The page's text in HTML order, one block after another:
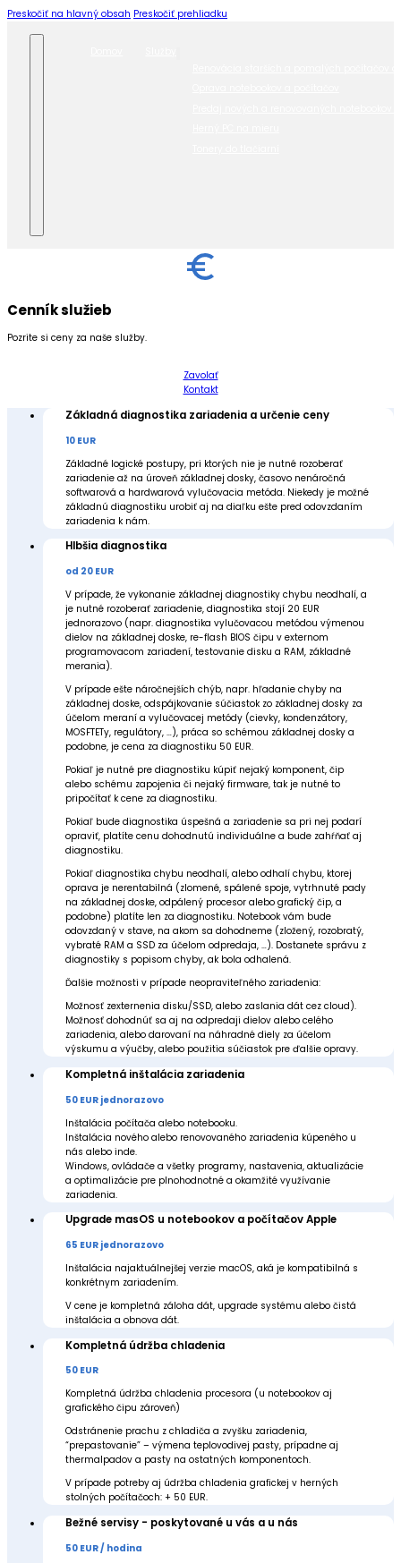
Preskočiť na hlavný obsah Preskočiť prehliadku
Cenník služieb
Pozrite si ceny za naše služby.
Zavolať
Kontakt
Základná diagnostika zariadenia a určenie ceny
10 EUR
Základné logické postupy, pri ktorých nie je nutné rozoberať
zariadenie až na úroveň základnej dosky, časovo nenáročná
softwarová a hardwarová vylučovacia metóda. Niekedy je možné
základnú diagnostiku urobiť aj na diaľku ešte pred odovzdaním
zariadenia k nám.
Hlbšia diagnostika
od 20 EUR
V prípade, že vykonanie základnej diagnostiky chybu neodhalí, a
je nutné rozoberať zariadenie, diagnostika stojí 20 EUR
jednorazovo (napr. diagnostika vylučovacou metódou výmenou
dielov na základnej doske, re-flash BIOS čipu v externom
programovacom zariadení, testovanie disku a RAM, základné
merania).
V prípade ešte náročnejších chýb, napr. hľadanie chyby na
základnej doske, odspájkovanie súčiastok zo základnej dosky za
účelom meraní a vylučovacej metódy (cievky, kondenzátory,
MOSFTETy, regulátory, …), práca so schémou základnej dosky a
podobne, je cena za diagnostiku 50 EUR.
Pokiaľ je nutné pre diagnostiku kúpiť nejaký komponent, čip
alebo schému zapojenia či nejaký firmware, tak je nutné to
pripočítať k cene za diagnostiku.
Pokiaľ bude diagnostika úspešná a zariadenie sa pri nej podarí
opraviť, platíte cenu dohodnutú individuálne a bude zahŕňať aj
diagnostiku.
Pokiaľ diagnostika chybu neodhalí, alebo odhalí chybu, ktorej
oprava je nerentabilná (zlomené, spálené spoje, vytrhnuté pady
na základnej doske, odpálený procesor alebo grafický čip, a
podobne) platíte len za diagnostiku. Notebook vám bude
odovzdaný v stave, na akom sa dohodneme (zložený, rozobratý,
vybraté RAM a SSD za účelom odpredaja, …). Dostanete správu z
diagnostiky s popisom chyby, ak bola odhalená.
Ďalšie možnosti v prípade neopraviteľného zariadenia:
Možnosť zexternenia disku/SSD, alebo zaslania dát cez cloud).
Možnosť dohodnúť sa aj na odpredaji dielov alebo celého
zariadenia, alebo darovaní na náhradné diely za účelom
výskumu a výučby, alebo použitia súčiastok pre ďalšie opravy.
Kompletná inštalácia zariadenia
50 EUR jednorazovo
Inštalácia počítača alebo notebooku.
Inštalácia nového alebo renovovaného zariadenia kúpeného u
nás alebo inde.
Windows, ovládače a všetky programy, nastavenia, aktualizácie
a optimalizácie pre plnohodnotné a okamžité využívanie
zariadenia.
Upgrade masOS u notebookov a počítačov Apple
65 EUR jednorazovo
Inštalácia najaktuálnejšej verzie macOS, aká je kompatibilná s
konkrétnym zariadením.
V cene je kompletná záloha dát, upgrade systému alebo čistá
inštalácia a obnova dát.
Kompletná údržba chladenia
50 EUR
Kompletná údržba chladenia procesora (u notebookov aj
grafického čipu zároveň)
Odstránenie prachu z chladiča a zvyšku zariadenia,
“prepastovanie” – výmena teplovodivej pasty, prípadne aj
thermalpadov a pasty na ostatných komponentoch.
V prípade potreby aj údržba chladenia grafickej v herných
stolných počítačoch: + 50 EUR.
Bežné servisy - poskytované u vás a u nás
50 EUR / hodina